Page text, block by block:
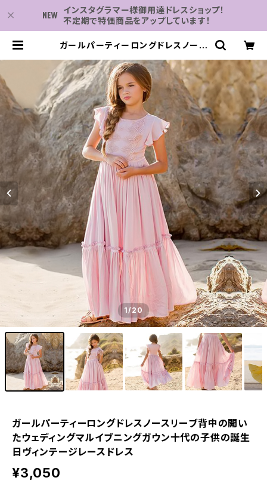
インスタグラマー様御用達ドレスショップ！
不定期で特価商品をアップしています！
ガールパーティーロングドレスノース
イブニングガウン十代の子供の誕生
日ヴィンテージレースドレス | 子供
服・パーティドレスなら何でも揃う-2
万点～結婚式・卒業式・発表会の為の
ドレスショップ
1/20
ガールパーティーロングドレスノースリーブ背中の開い
たウェディングマルイブニングガウン十代の子供の誕生
日ヴィンテージレースドレス
¥3,050